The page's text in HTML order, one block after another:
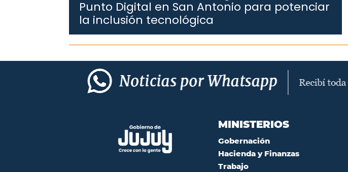
Punto Digital en San Antonio para potenciar
la inclusión tecnológica
MINISTERIOS
Gobernación
Hacienda y Finanzas
Trabajo